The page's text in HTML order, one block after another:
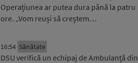
Operațiunea ar putea dura până la patru
ore. „Vom reuși să creștem…
16:54 Sănătate
DSU verifică un echipaj de Ambulanță din